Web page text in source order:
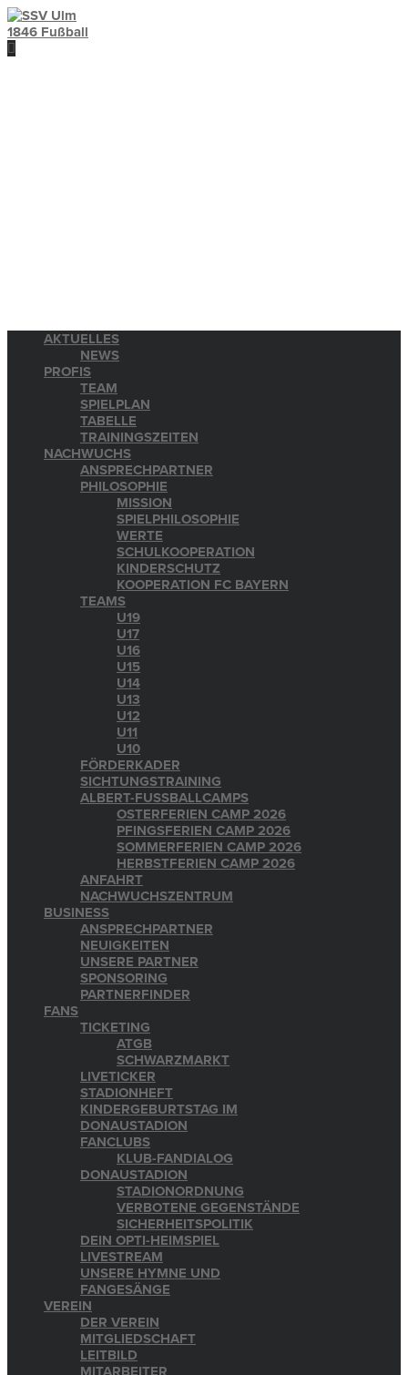
AKTUELLES
NEWS
PROFIS
TEAM
SPIELPLAN
TABELLE
TRAININGSZEITEN
NACHWUCHS
ANSPRECHPARTNER
PHILOSOPHIE
MISSION
SPIELPHILOSOPHIE
WERTE
SCHULKOOPERATION
KINDERSCHUTZ
KOOPERATION FC BAYERN
TEAMS
U19
U17
U16
U15
U14
U13
U12
U11
U10
FÖRDERKADER
SICHTUNGSTRAINING
ALBERT-FUSSBALLCAMPS
OSTERFERIEN CAMP 2026
PFINGSFERIEN CAMP 2026
SOMMERFERIEN CAMP 2026
HERBSTFERIEN CAMP 2026
ANFAHRT
NACHWUCHSZENTRUM
BUSINESS
ANSPRECHPARTNER
NEUIGKEITEN
UNSERE PARTNER
SPONSORING
PARTNERFINDER
FANS
TICKETING
ATGB
SCHWARZMARKT
LIVETICKER
STADIONHEFT
KINDERGEBURTSTAG IM
DONAUSTADION
FANCLUBS
KLUB-FANDIALOG
DONAUSTADION
STADIONORDNUNG
VERBOTENE GEGENSTÄNDE
SICHERHEITSPOLITIK
DEIN OPTI-HEIMSPIEL
LIVESTREAM
UNSERE HYMNE UND
FANGESÄNGE
VEREIN
DER VEREIN
MITGLIEDSCHAFT
LEITBILD
MITARBEITER